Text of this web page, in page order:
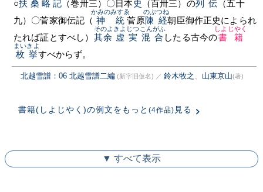
○扶桑略記 （巻卅三）〇日本史 （百卅三）の列伝 （五十
九）〇菅家御伝記（ 神統
かみのみすゑ
菅原陳経
のぶつね
朝臣御作正史によられ
たれば証とすべし） 其余
そのよ
虚実
きよじつ
混合
こんがふ
したる古今の書籍
しよじやく
枚挙
まいきよ
すべからず。
北越雪譜：06 北越雪譜二編 (新字旧仮名) ／ 鈴木牧之 、 山東京山(著)
書籍(しよじやく)の例文をもっと (4作品) 見る
▼ すべて表示